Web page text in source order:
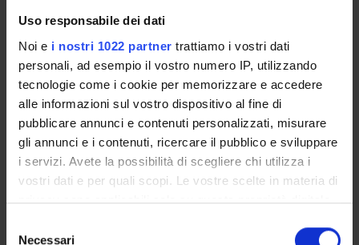
Uso responsabile dei dati
Noi e i nostri 1022 partner trattiamo i vostri dati
personali, ad esempio il vostro numero IP, utilizzando
tecnologie come i cookie per memorizzare e accedere
alle informazioni sul vostro dispositivo al fine di
pubblicare annunci e contenuti personalizzati, misurare
gli annunci e i contenuti, ricercare il pubblico e sviluppare
i servizi. Avete la possibilità di scegliere chi utilizza i
vostri dati e per quali scopi. Le vostre scelte in materia di
privacy sono applicabili solo su questa proprietà digitale
modificare o revocare il proprio consenso in qualsiasi
Necessari
Period
Location
VICENZA
Lessons timetable Seminars 0
Learning outcomes
Students will acquire/improve their ability to understand and
produce ¬both written and oral texts about nursing practice.